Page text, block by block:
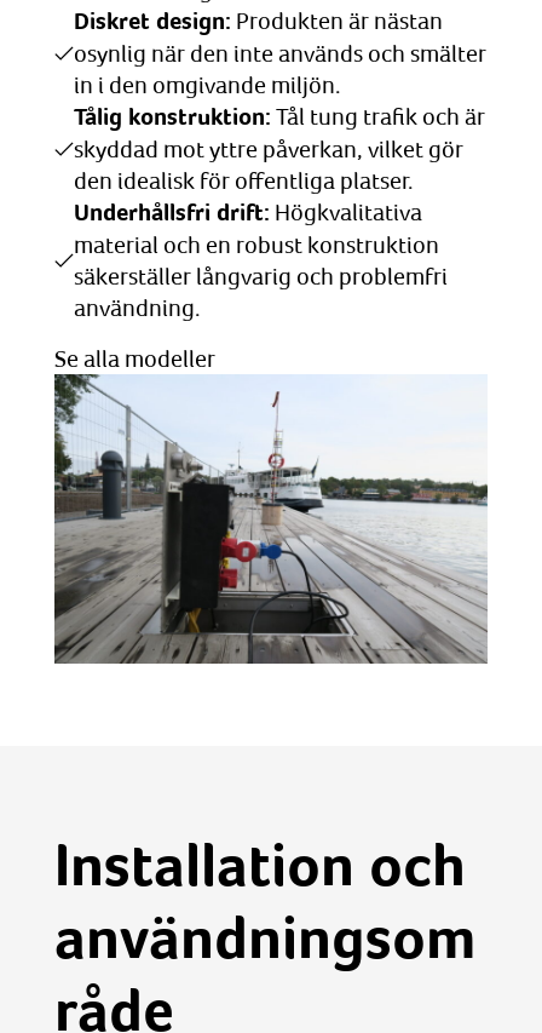
Diskret design: Produkten är nästan
osynlig när den inte används och smälter
in i den omgivande miljön.
Tålig konstruktion: Tål tung trafik och är
skyddad mot yttre påverkan, vilket gör
den idealisk för offentliga platser.
Underhållsfri drift: Högkvalitativa
material och en robust konstruktion
säkerställer långvarig och problemfri
användning.
Se alla modeller
Installation och
användningsom
råde